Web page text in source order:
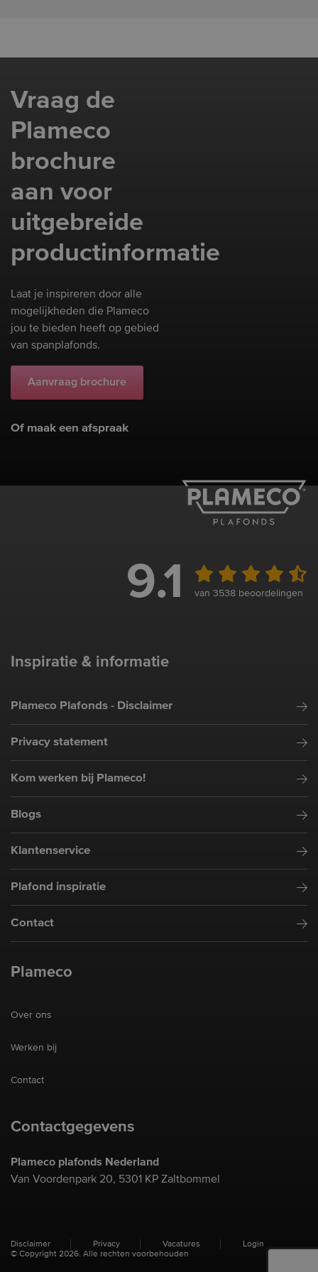
Vraag de
Plameco
brochure
aan voor
uitgebreide
productinformatie
Laat je inspireren door alle
mogelijkheden die Plameco
jou te bieden heeft op gebied
van spanplafonds.
Aanvraag brochure
Of maak een afspraak
9.1 van 3538 beoordelingen
Inspiratie & informatie
Plameco Plafonds - Disclaimer
Privacy statement
Kom werken bij Plameco!
Blogs
Klantenservice
Plafond inspiratie
Contact
Plameco
Over ons
Werken bij
Contact
Contactgegevens
Plameco plafonds Nederland
Van Voordenpark 20, 5301 KP Zaltbommel
© Copyright 2026. Alle rechten voorbehouden
Disclaimer Privacy Vacatures Login